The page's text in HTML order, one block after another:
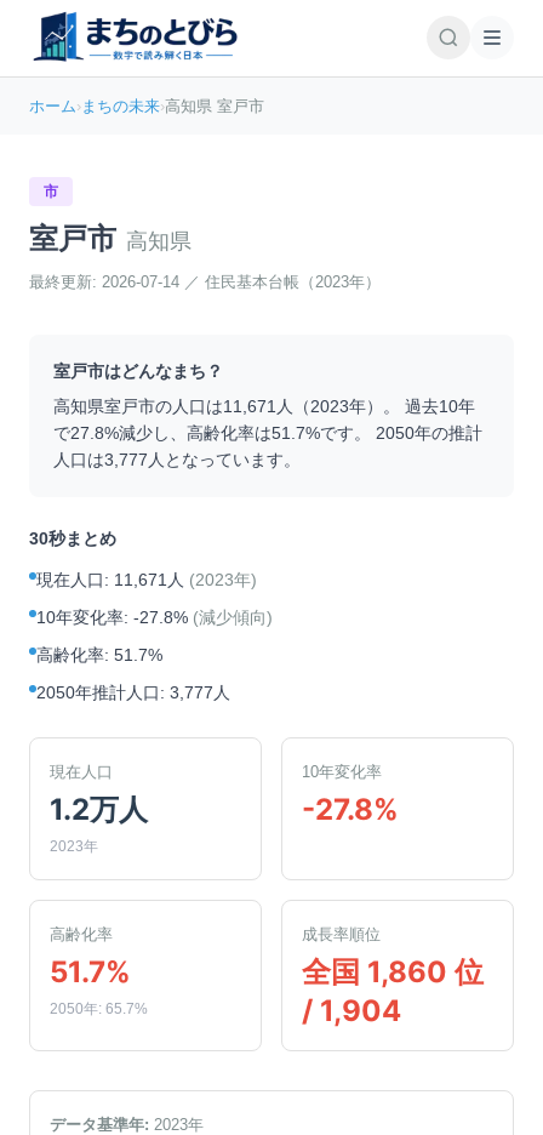
ホーム›まちの未来›高知県 室戸市
市
室戸市 高知県
最終更新: 2026-07-14 ／ 住民基本台帳（2023年）
室戸市はどんなまち？
高知県室戸市の人口は11,671 人（2023年）。 過去10年
で27.8%減少し、高齢化率は51.7%です。 2050年の推計
人口は3,777 人となっています。
30秒まとめ
現在人口: 11,671人 (2023年)
10年変化率: -27.8% (減少傾向)
高齢化率: 51.7%
2050年推計人口: 3,777人
現在人口
1.2万人
2023年
10年変化率
-27.8%
高齢化率
51.7%
2050年: 65.7%
成長率順位
全国 1,860 位
/ 1,904
データ基準年: 2023年